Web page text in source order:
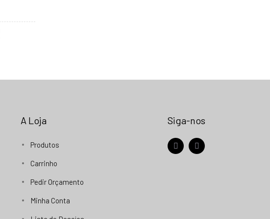
A Loja
Produtos
Carrinho
Pedir Orçamento
Minha Conta
Siga-nos